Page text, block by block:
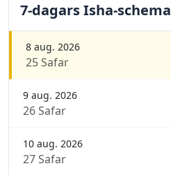
7-dagars Isha-schema
8 aug. 2026
25 Safar
9 aug. 2026
26 Safar
10 aug. 2026
27 Safar